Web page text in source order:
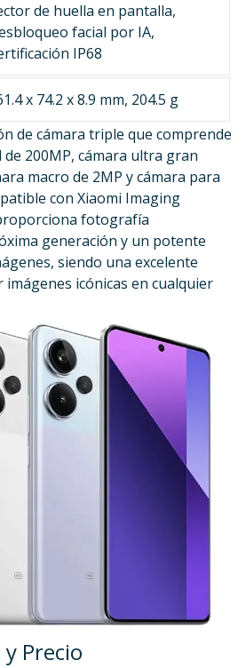
de huella en pantalla,
facial por IA,
IP68
x 74.2 x 8.9 mm, 204.5 g
de cámara triple que comprende
200MP, cámara ultra gran
macro de 2MP y cámara para
con Xiaomi Imaging
fotografía
generación y un potente
siendo una excelente
icónicas en cualquier
Precio